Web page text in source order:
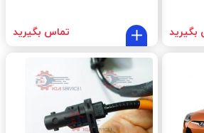
بگیرید تماس بگیرید